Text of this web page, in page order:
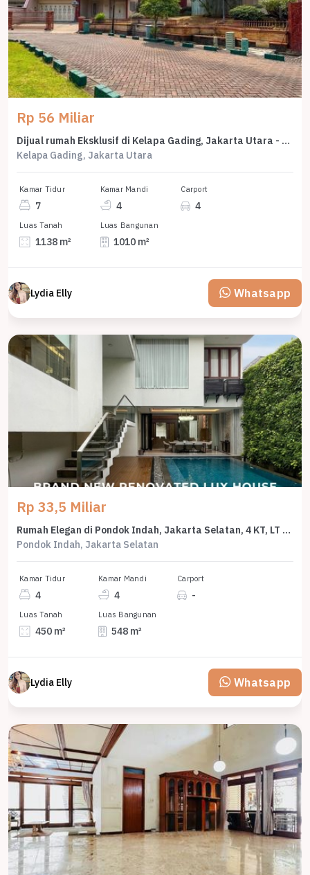
Rp 56 Miliar
Dijual rumah Eksklusif di Kelapa Gading, Jakarta Utara - LT 1138m²
Kelapa Gading, Jakarta Utara
Kamar Tidur
7
Kamar Mandi
4
Carport
4
Luas Tanah
1138 m²
Luas Bangunan
1010 m²
Lydia Elly Whatsapp
Rp 33,5 Miliar
Rumah Elegan di Pondok Indah, Jakarta Selatan, 4 KT, LT 450m²
Pondok Indah, Jakarta Selatan
Kamar Tidur
4
Kamar Mandi
4
Carport
-
Luas Tanah
450 m²
Luas Bangunan
548 m²
Lydia Elly Whatsapp